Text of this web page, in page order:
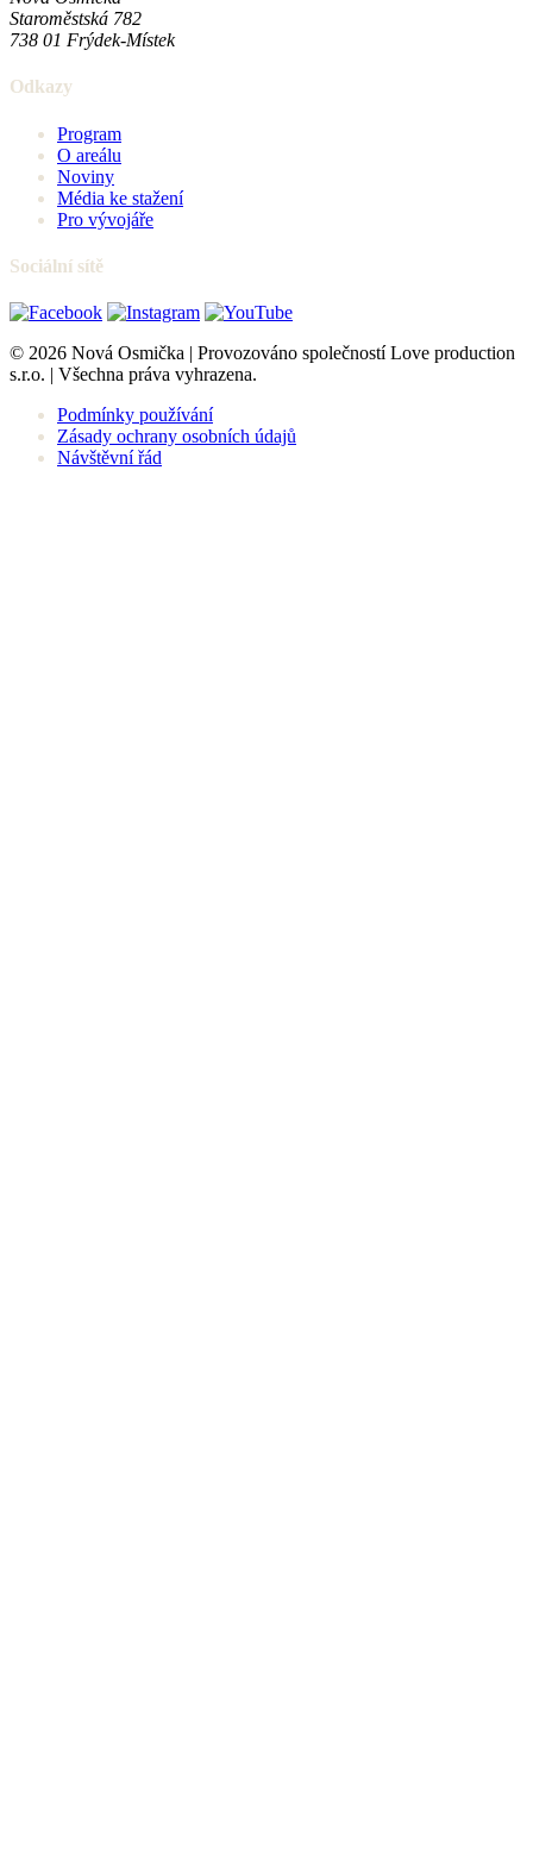
Staroměstská 782
738 01 Frýdek-Místek
Odkazy
Program
O areálu
Noviny
Média ke stažení
Pro vývojáře
Sociální sítě
© 2026 Nová Osmička | Provozováno společností Love production
s.r.o. | Všechna práva vyhrazena.
Podmínky používání
Zásady ochrany osobních údajů
Návštěvní řád